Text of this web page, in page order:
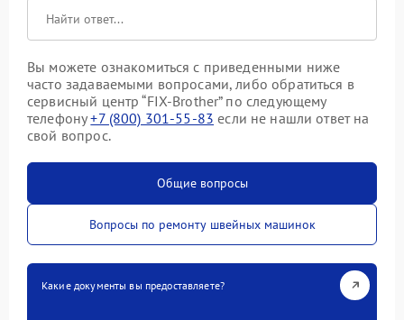
Вы можете ознакомиться с приведенными ниже
часто задаваемыми вопросами, либо обратиться в
сервисный центр “FIX-Brother” по следующему
телефону+7 (800) 301-55-83 если не нашли ответ на
свой вопрос.
Общие вопросы
Вопросы по ремонту швейных машинок
Какие документы вы предоставляете?